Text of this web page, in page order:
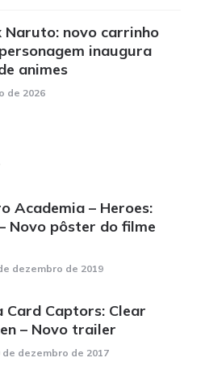
Naruto: novo carrinho
inaugura
animes
de 2026
Academia – Heroes:
Novo pôster do filme
dezembro de 2019
Card Captors: Clear
– Novo trailer
de dezembro de 2017